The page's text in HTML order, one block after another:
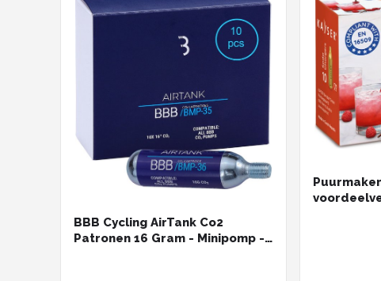
BBB Cycling AirTank Co2
Patronen 16 Gram - Minipomp -